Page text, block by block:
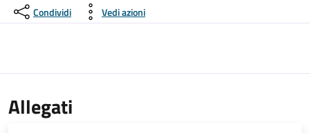
Condividi Vedi azioni
Allegati